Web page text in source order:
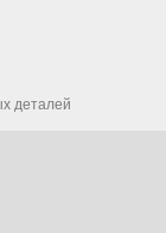
деталей